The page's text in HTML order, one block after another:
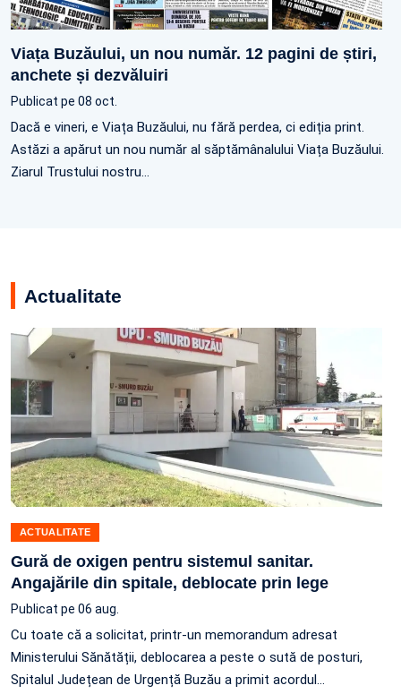
Viața Buzăului, un nou număr. 12 pagini de știri,
anchete și dezvăluiri
Publicat pe 08 oct.
Dacă e vineri, e Viața Buzăului, nu fără perdea, ci ediția print.
Astăzi a apărut un nou număr al săptămânalului Viața Buzăului.
Ziarul Trustului nostru…
Actualitate
ACTUALITATE
Gură de oxigen pentru sistemul sanitar.
Angajările din spitale, deblocate prin lege
Publicat pe 06 aug.
Cu toate că a solicitat, printr-un memorandum adresat
Ministerului Sănătății, deblocarea a peste o sută de posturi,
Spitalul Județean de Urgență Buzău a primit acordul…